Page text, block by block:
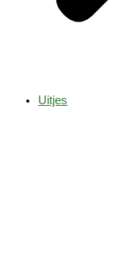
Uitjes